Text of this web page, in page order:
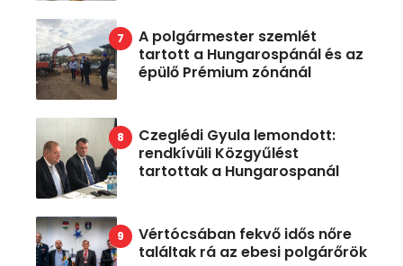
A polgármester szemlét
tartott a Hungarospánál és az
épülő Prémium zónánál
Czeglédi Gyula lemondott:
rendkívüli Közgyűlést
tartottak a Hungarospanál
Vértócsában fekvő idős nőre
találtak rá az ebesi polgárőrök